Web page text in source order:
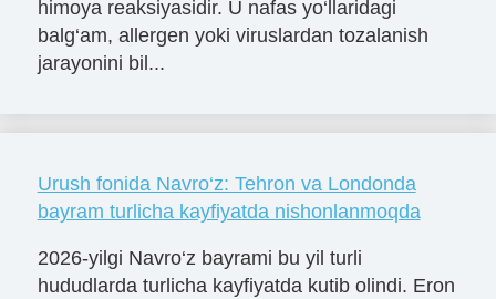
himoya reaksiyasidir. U nafas yo‘llaridagi
balg‘am, allergen yoki viruslardan tozalanish
jarayonini bil...
Urush fonida Navro‘z: Tehron va Londonda
bayram turlicha kayfiyatda nishonlanmoqda
2026-yilgi Navro‘z bayrami bu yil turli
hududlarda turlicha kayfiyatda kutib olindi. Eron